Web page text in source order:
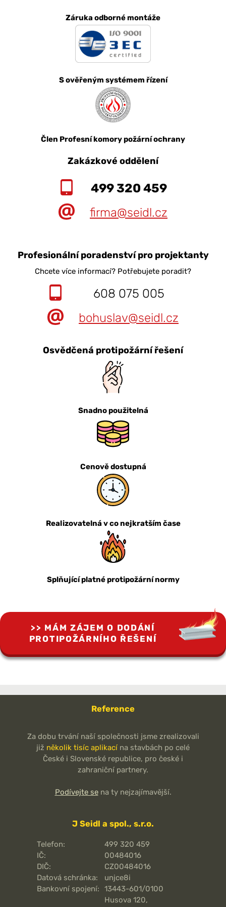
Záruka odborné montáže
S ověřeným systémem řízení
Člen Profesní komory požární ochrany
Zakázkové oddělení
499 320 459
firma@seidl.cz
Profesionální poradenství pro projektanty
Chcete více informací? Potřebujete poradit?
608 075 005
bohuslav@seidl.cz
Osvědčená protipožární řešení
Snadno použitelná
Cenově dostupná
Realizovatelná v co nejkratším čase
Splňující platné protipožární normy
MÁM ZÁJEM O DODÁNÍ
PROTIPOŽÁRNÍHO ŘEŠENÍ
Reference
Za dobu trvání naší společnosti jsme zrealizovali
již několik tisíc aplikací na stavbách po celé
České i Slovenské republice, pro české i
zahraniční partnery.
Podívejte sena ty nejzajímavější.
J Seidl a spol., s.r.o.
Telefon:
499 320 459
IČ:
00484016
DIČ:
CZ00484016
Datová schránka:
unjce8i
Bankovní spojení:
13443-601/0100
Husova 120,